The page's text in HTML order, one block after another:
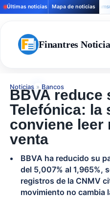
Últimas noticias Mapa de noticias
Samsung
Finantres
Noticias » Bancos
BBVA reduce
Telefónica: la
conviene leer
venta
BBVA ha reducido su
del 5,007% al 1,965%,
registros de la CNMV
movimiento no cambia